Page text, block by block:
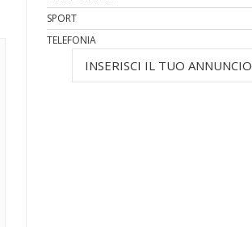
SPORT
TELEFONIA
INSERISCI IL TUO ANNUNCIO